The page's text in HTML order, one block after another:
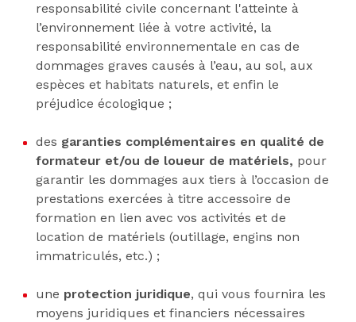
responsabilité civile concernant l'atteinte à
l’environnement liée à votre activité, la
responsabilité environnementale en cas de
dommages graves causés à l’eau, au sol, aux
espèces et habitats naturels, et enfin le
préjudice écologique ;
des garanties complémentaires en qualité de
formateur et/ou de loueur de matériels, pour
garantir les dommages aux tiers à l’occasion de
prestations exercées à titre accessoire de
formation en lien avec vos activités et de
location de matériels (outillage, engins non
immatriculés, etc.) ;
une protection juridique, qui vous fournira les
moyens juridiques et financiers nécessaires